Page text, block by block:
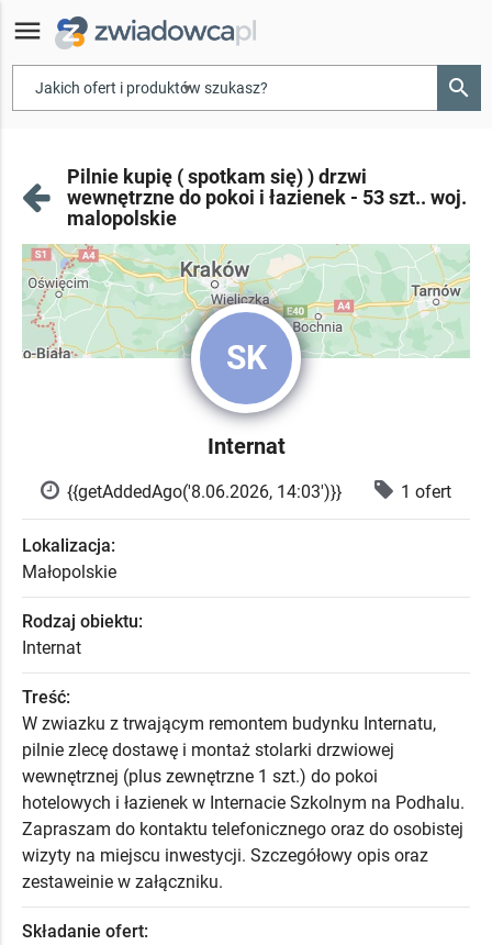
menu
▾ search
Pilnie kupię ( spotkam się) ) drzwi
wewnętrzne do pokoi i łazienek - 53 szt.. woj.
malopolskie
SK
Internat
{{getAddedAgo('8.06.2026, 14:03')}} 1 ofert
Lokalizacja:
Małopolskie
Rodzaj obiektu:
Internat
Treść:
W zwiazku z trwającym remontem budynku Internatu,
pilnie zlecę dostawę i montaż stolarki drzwiowej
wewnętrznej (plus zewnętrzne 1 szt.) do pokoi
hotelowych i łazienek w Internacie Szkolnym na Podhalu.
Zapraszam do kontaktu telefonicznego oraz do osobistej
wizyty na miejscu inwestycji. Szczegółowy opis oraz
zestaweinie w załączniku.
Składanie ofert: